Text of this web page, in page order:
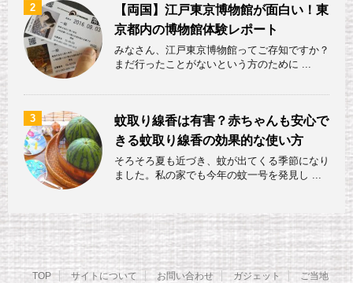
2
【両国】江戸東京博物館が面白い！東
京都内の博物館体験レポート
みなさん、江戸東京博物館ってご存知ですか？
まだ行ったことがないという方のために ...
3
蚊取り線香は有害？赤ちゃんも安心で
きる蚊取り線香の効果的な使い方
そろそろ夏も近づき、蚊が出てくる季節になり
ました。私の家でも今年の蚊一号を発見し ...
TOP サイトについて お問い合わせ ガジェット
ご当地